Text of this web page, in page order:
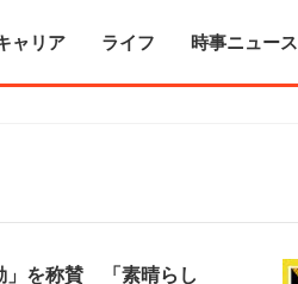
ャリア ライフ 時事ニュース
」を称賛 「素晴らし